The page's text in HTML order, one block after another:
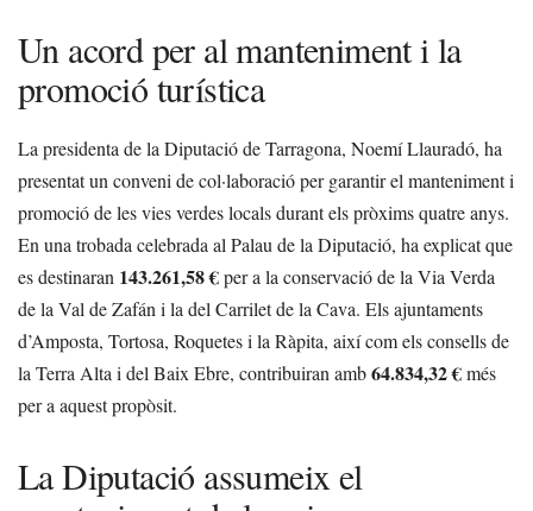
Un acord per al manteniment i la
promoció turística
La presidenta de la Diputació de Tarragona, Noemí Llauradó, ha
presentat un conveni de col·laboració per garantir el manteniment i
promoció de les vies verdes locals durant els pròxims quatre anys.
En una trobada celebrada al Palau de la Diputació, ha explicat que
es destinaran 143.261,58 €per a la conservació de la Via Verda
de la Val de Zafán i la del Carrilet de la Cava. Els ajuntaments
d’Amposta, Tortosa, Roquetes i la Ràpita, així com els consells de
la Terra Alta i del Baix Ebre, contribuiran amb64.834,32 €més
per a aquest propòsit.
La Diputació assumeix el